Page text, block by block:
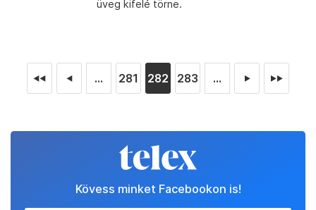
üveg kifelé törne.
◄◄ ◄ ... 281 282 283 ... ► ►►
Kövess minket Facebookon is!